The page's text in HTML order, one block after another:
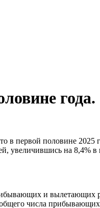
года.
в первой половине
увеличившись на 8,4%
и вылетающих
общего числа